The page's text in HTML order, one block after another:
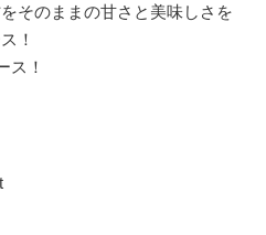
そのままの甘さと美味しさを
！
ス！